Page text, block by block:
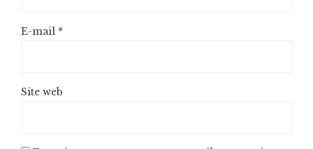
E-mail *
Site web